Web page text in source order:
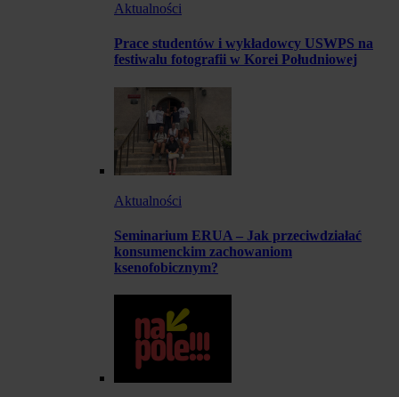
Aktualności
Prace studentów i wykładowcy USWPS na
festiwalu fotografii w Korei Południowej
Aktualności
Seminarium ERUA – Jak przeciwdziałać
konsumenckim zachowaniom
ksenofobicznym?